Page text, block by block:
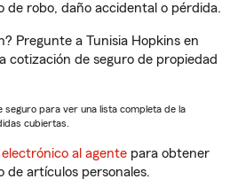
de robo, daño accidental o pérdida.
Pregunte a Tunisia Hopkins en
cotización de seguro de propiedad
seguro para ver una lista completa de la
cubiertas.
al agente para obtener
de artículos personales.